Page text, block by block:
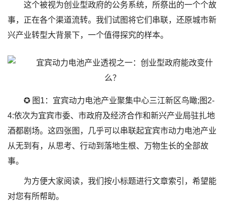
这个被视为创业型政府的公务系统，所祭出的一个个故
事，正在各个渠道流转。我们试图将它们串联，还原城市新
兴产业转型大背景下，一个值得探究的样本。
✪ 图1：宜宾动力电池产业聚集中心三江新区鸟瞰;图2-
4:依次为宜宾市委、市政府及经济合作和新兴产业局驻扎地
酒都剧场。这四张图，几乎可以串联起宜宾市动力电池产业
从无到有，从思考、行动到落地生根、万物生长的全部故
事。
为方便大家阅读，我们按小标题进行文章索引，希望能
对您有所帮助。